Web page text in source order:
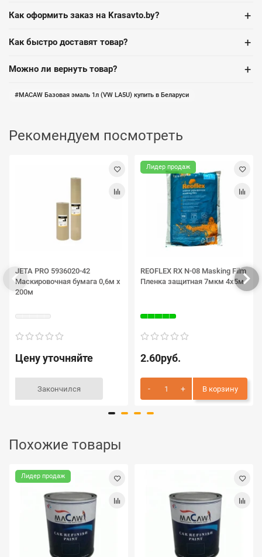
Как оформить заказ на Krasavto.by? +
Как быстро доставят товар? +
Можно ли вернуть товар? +
MACAW Базовая эмаль 1л (VW LA5U) купить в Беларуси
Рекомендуем посмотреть
JETA PRO 5936020-42
Маскировочная бумага 0,6м х
200м
Цену уточняйте
Закончился
Лидер продаж
REOFLEX RX N-08 Masking Film
Пленка защитная 7мкм 4х5м
2.60руб.
В корзину
Похожие товары
Лидер продаж